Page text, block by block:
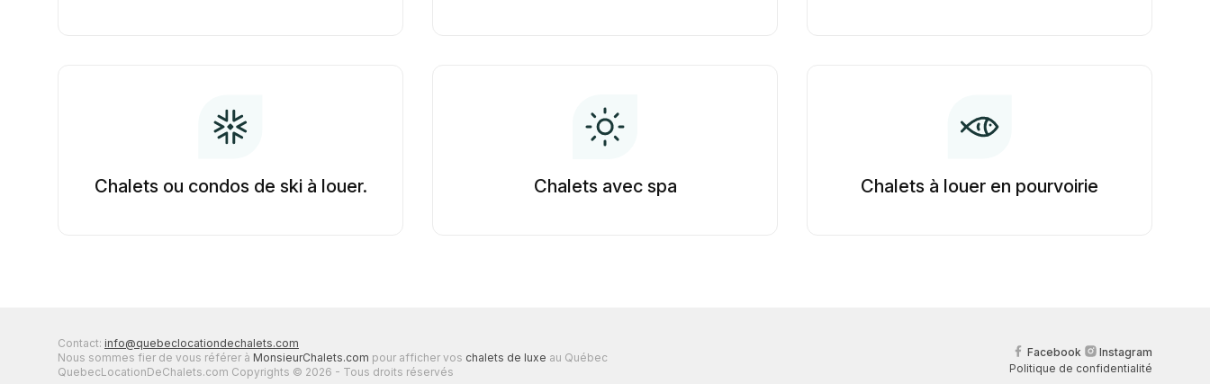
Chalets ou condos de ski à louer. Chalets avec spa Chalets à louer en pourvoirie
Contact: info@quebeclocationdechalets.com
Nous sommes fier de vous référer à MonsieurChalets.com pour afficher vos chalets de luxe au Québec
QuebecLocationDeChalets.com Copyrights © 2026 - Tous droits réservés
Facebook
Instagram
Politique de confidentialité